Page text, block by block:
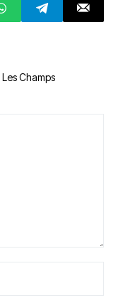
Les Champs